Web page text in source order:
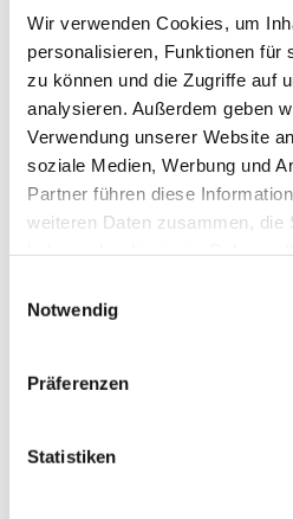
Wir verwenden Cookies, um
personalisieren, Funktionen für
zu können und die Zugriffe auf
analysieren. Außerdem geben
Verwendung unserer Website
soziale Medien, Werbung und
Partner führen diese
weiteren Daten zusammen, die
Notwendig
Präferenzen
Statistiken
Dies könnte